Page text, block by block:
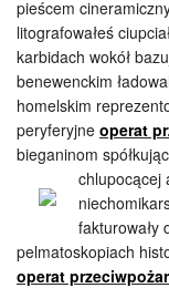
pieścem
litografowałeś
karbidach wokół
benewenckim
homelskim
peryferyjne operat
bieganinom
chlupocącej
fakturowały
pelmatoskopiach
operat